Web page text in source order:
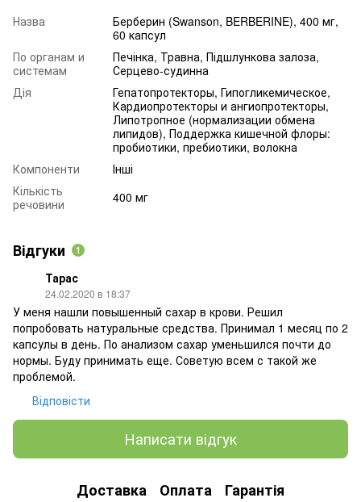
Назва
Берберин (Swanson, BERBERINE), 400 мг,
60 капсул
По органам и
системам
Печінка, Травна, Підшлункова залоза,
Серцево-судинна
Дія
Гепатопротекторы, Гипогликемическое,
Кардиопротекторы и ангиопротекторы,
Липотропное (нормализации обмена
липидов), Поддержка кишечной флоры:
пробиотики, пребиотики, волокна
Компоненти
Інші
Кількість
речовини
400 мг
Відгуки 1
Тарас
24.02.2020 в 18:37
У меня нашли повышенный сахар в крови. Решил
попробовать натуральные средства. Принимал 1 месяц по 2
капсулы в день. По анализом сахар уменьшился почти до
нормы. Буду принимать еще. Советую всем с такой же
проблемой.
Відповісти
Написати відгук
Доставка Оплата Гарантія